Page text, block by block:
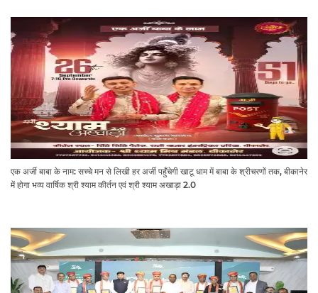
एक अर्जी बाबा के नाम: सच्चे मन से लिखी हर अर्जी पहुँचेगी खाटू धाम में बाबा के श्रीचरणों तक, बीकानेर
में होगा भव्य वार्षिक श्री श्याम कीर्तन एवं श्री श्याम अखाड़ा 2.0